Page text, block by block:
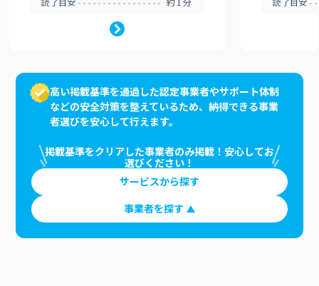
高い掲載基準を通過した認定事業者やサポート体制
などの安全対策を整えているため、納得できる事業
者選びを安心して行えます。
掲載基準をクリアした事業者のみ掲載！安心してお
選びください！
サービスから探す
事業者を探す